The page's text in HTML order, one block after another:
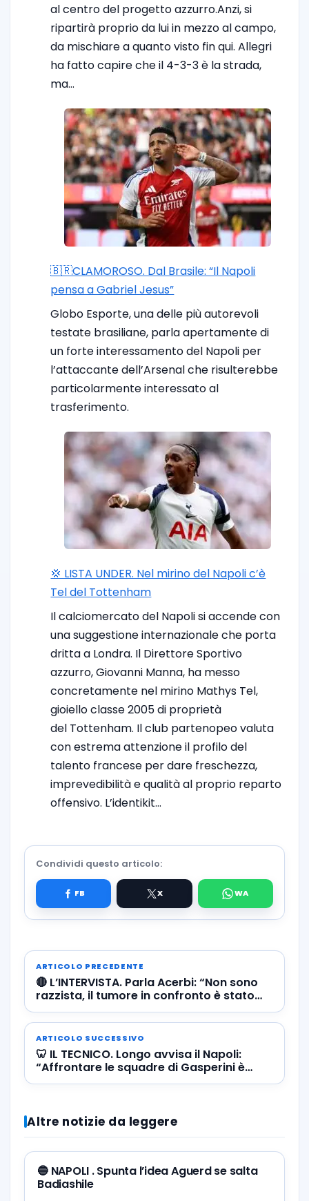
al centro del progetto azzurro.Anzi, si
ripartirà proprio da lui in mezzo al campo,
da mischiare a quanto visto fin qui. Allegri
ha fatto capire che il 4-3-3 è la strada,
ma…
🇧🇷CLAMOROSO. Dal Brasile: “Il Napoli
pensa a Gabriel Jesus”
Globo Esporte, una delle più autorevoli
testate brasiliane, parla apertamente di
un forte interessamento del Napoli per
l’attaccante dell’Arsenal che risulterebbe
particolarmente interessato al
trasferimento.
💢 LISTA UNDER. Nel mirino del Napoli c’è
Tel del Tottenham
Il calciomercato del Napoli si accende con
una suggestione internazionale che porta
dritta a Londra. Il Direttore Sportivo
azzurro, Giovanni Manna, ha messo
concretamente nel mirino Mathys Tel,
gioiello classe 2005 di proprietà
del Tottenham. Il club partenopeo valuta
con estrema attenzione il profilo del
talento francese per dare freschezza,
imprevedibilità e qualità al proprio reparto
offensivo. L’identikit…
Condividi questo articolo:
ARTICOLO PRECEDENTE
🔴 L’INTERVISTA. Parla Acerbi: “Non sono
razzista, il tumore in confronto è stato
una passeggiata”
ARTICOLO SUCCESSIVO
🦷 IL TECNICO. Longo avvisa il Napoli:
“Affrontare le squadre di Gasperini è
come andare dal dentista”
Altre notizie da leggere
🔵 NAPOLI . Spunta l’idea Aguerd se salta
Badiashile